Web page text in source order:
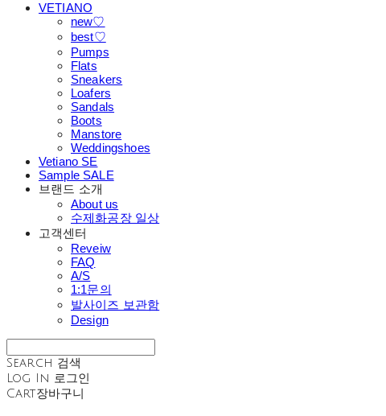
VETIANO
new♡
best♡
Pumps
Flats
Sneakers
Loafers
Sandals
Boots
Manstore
Weddingshoes
Vetiano SE
Sample SALE
브랜드 소개
About us
수제화공장 일상
고객센터
Reveiw
FAQ
A/S
1:1문의
발사이즈 보관함
Design
Search 검색
Log In 로그인
Cart장바구니